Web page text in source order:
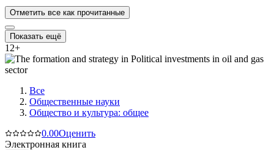
Отметить все как прочитанные
Показать ещё
12+
Все
Общественные науки
Общество и культура: общее
0.00Оценить
Электронная книга